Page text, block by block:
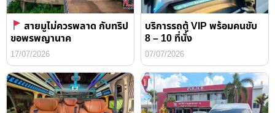
สายมูไม่ควรพลาด กับทริป
ขอพรพญานาค
17/07/2026
บริการรถตู้ VIP พร้อมคนขับ
8 – 10 ที่นั่ง
07/07/2026